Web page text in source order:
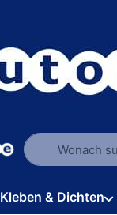
Geben Sie
Kleben & Dichten